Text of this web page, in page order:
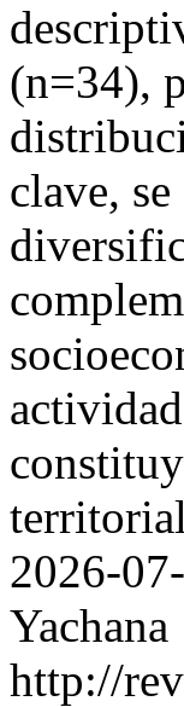
(n=34),
clave,
2026-
Yachana
http://